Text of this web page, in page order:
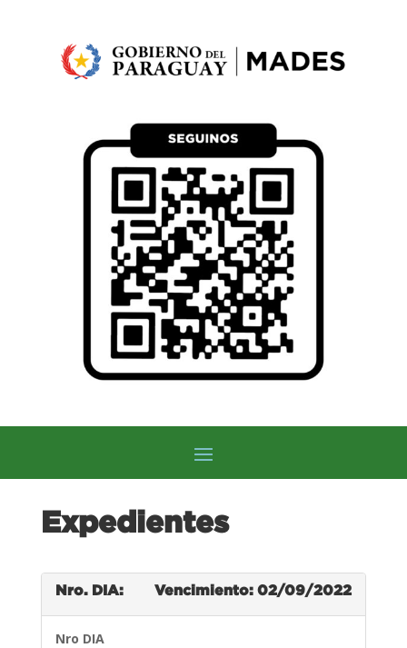
Expedientes
Nro. DIA: Vencimiento: 02/09/2022
Nro DIA